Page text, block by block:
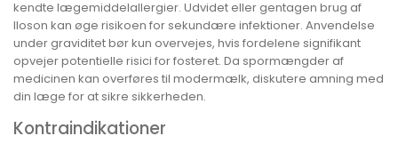
kendte lægemiddelallergier. Udvidet eller gentagen brug af
Iloson kan øge risikoen for sekundære infektioner. Anvendelse
under graviditet bør kun overvejes, hvis fordelene signifikant
opvejer potentielle risici for fosteret. Da spormængder af
medicinen kan overføres til modermælk, diskutere amning med
din læge for at sikre sikkerheden.
Kontraindikationer